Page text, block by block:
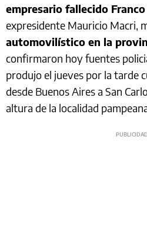
empresario fallecido
expresidente Mauricio Macri,
automovilístico en la
confirmaron hoy fuentes
produjo el jueves por la tarde
desde Buenos Aires a San
altura de la localidad